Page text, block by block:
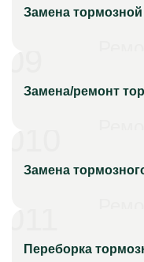
Замена тормозной
Замена/ремонт
Замена
Переборка